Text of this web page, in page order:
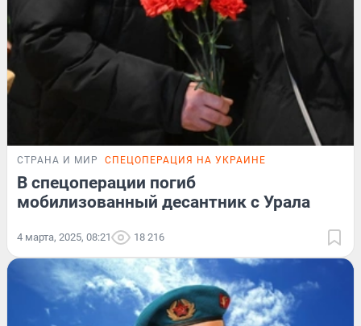
СТРАНА И МИР СПЕЦОПЕРАЦИЯ НА УКРАИНЕ
В спецоперации погиб
мобилизованный десантник с Урала
4 марта, 2025, 08:21 18 216